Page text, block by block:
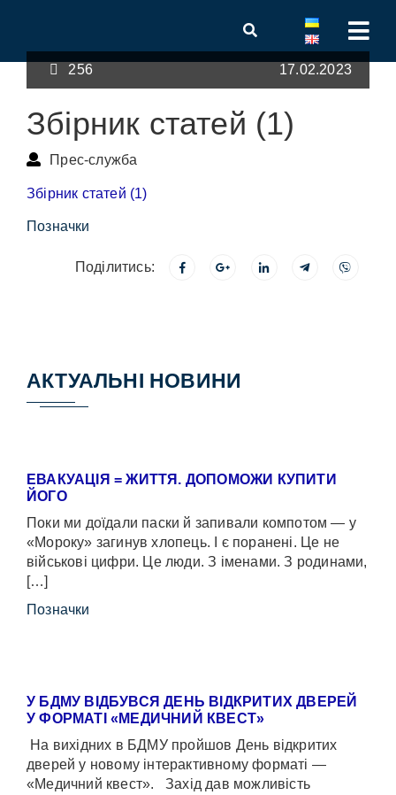
256 17.02.2023
Збірник статей (1)
Прес-служба
Збірник статей (1)
Позначки
Поділитись:
АКТУАЛЬНІ НОВИНИ
ЕВАКУАЦІЯ = ЖИТТЯ. ДОПОМОЖИ КУПИТИ
ЙОГО
Поки ми доїдали паски й запивали компотом — у
«Мороку» загинув хлопець. І є поранені. Це не
військові цифри. Це люди. З іменами. З родинами,
[…]
Позначки
У БДМУ ВІДБУВСЯ ДЕНЬ ВІДКРИТИХ ДВЕРЕЙ
У ФОРМАТІ «МЕДИЧНИЙ КВЕСТ»
На вихідних в БДМУ пройшов День відкритих
дверей у новому інтерактивному форматі —
«Медичний квест». Захід дав можливість